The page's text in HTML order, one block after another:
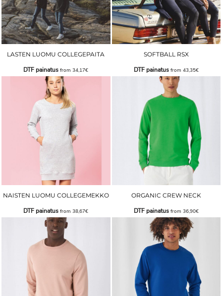
LASTEN LUOMU COLLEGEPAITA
DTF painatus from34,17€
SOFTBALL RSX
DTF painatusfrom 43,35€
NAISTEN LUOMU COLLEGEMEKKO
DTF painatus from38,67€
ORGANIC CREW NECK
DTF painatusfrom 36,90€